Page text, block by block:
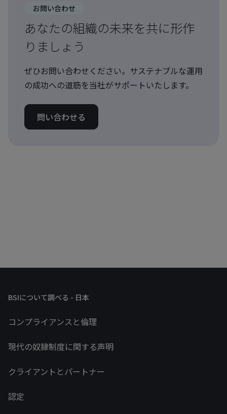
お問い合わせ
あなたの組織の未来を共に形作
りましょう
ぜひお問い合わせください。サステナブルな運用
の成功への道筋を当社がサポートいたします。
問い合わせる
BSIについて調べる - 日本
コンプライアンスと倫理
現代の奴隷制度に関する声明
クライアントとパートナー
認定